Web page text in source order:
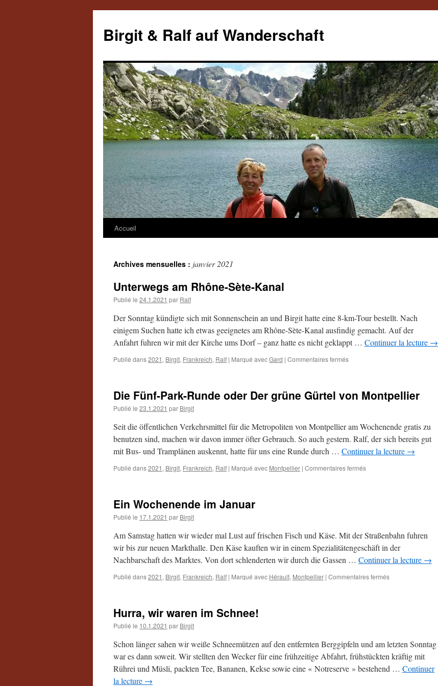
contenu
Birgit & Ralf auf Wanderschaft
Accueil
Archives mensuelles : janvier 2021
Unterwegs am Rhône-Sète-Kanal
Publié le 24.1.2021 par Ralf
Der Sonntag kündigte sich mit Sonnenschein an und Birgit hatte eine 8-km-Tour bestellt. Nach
einigem Suchen hatte ich etwas geeignetes am Rhône-Sète-Kanal ausfindig gemacht. Auf der
Anfahrt fuhren wir mit der Kirche ums Dorf – ganz hatte es nicht geklappt … Continuer la lecture →
Publié dans2021 , Birgit, Frankreich, Ralf | Marqué avecGard | Commentaires ferméssur
Sète-
Die Fünf-Park-Runde oder Der grüne Gürtel von Montpellier
Publié le 23.1.2021 par Birgit
Seit die öffentlichen Verkehrsmittel für die Metropoliten von Montpellier am Wochenende gratis zu
benutzen sind, machen wir davon immer öfter Gebrauch. So auch gestern. Ralf, der sich bereits gut
mit Bus- und Tramplänen auskennt, hatte für uns eine Runde durch … Continuer la lecture →
Publié dans2021 , Birgit, Frankreich, Ralf | Marqué avec Montpellier | Commentaires ferméssur
grüne
Gürtel
von
Montpellier
Ein Wochenende im Januar
Publié le 17.1.2021 par Birgit
Am Samstag hatten wir wieder mal Lust auf frischen Fisch und Käse. Mit der Straßenbahn fuhren
wir bis zur neuen Markthalle. Den Käse kauften wir in einem Spezialitätengeschäft in der
Nachbarschaft des Marktes. Von dort schlenderten wir durch die Gassen … Continuer la lecture →
Publié dans2021 , Birgit, Frankreich, Ralf | Marqué avec Hérault, Montpellier | Commentaires ferméssur
Hurra, wir waren im Schnee!
Publié le 10.1.2021 par Birgit
Schon länger sahen wir weiße Schneemützen auf den entfernten Berggipfeln und am letzten Sonntag
war es dann soweit. Wir stellten den Wecker für eine frühzeitige Abfahrt, frühstückten kräftig mit
Rührei und Müsli, packten Tee, Bananen, Kekse sowie eine « Notreserve » bestehend … Continuer
la lecture →